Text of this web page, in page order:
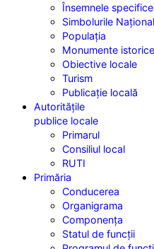
Însemnele
Simbolurile
Populația
Monumente istorice
Obiective locale
Turism
Publicație locală
Autoritățile
publice locale
Primarul
Consiliul local
RUTI
Primăria
Conducerea
Organigrama
Componența
Statul de funcții